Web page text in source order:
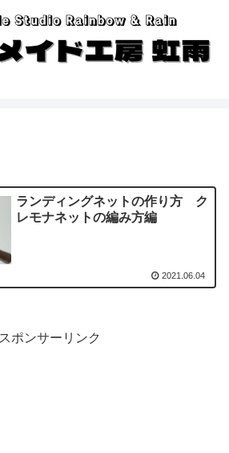
ランディングネットの作り方 ク
レモナネットの編み方編
2021.06.04
スポンサーリンク